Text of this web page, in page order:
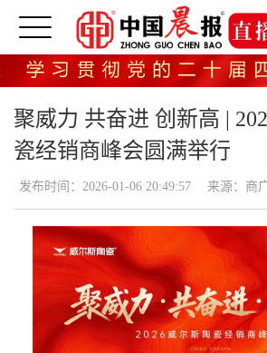
聚威力 共奋进 创新高 |
瓷经销商峰会圆满举行
发布时间：2026-01-06 20:49:57 来源：商